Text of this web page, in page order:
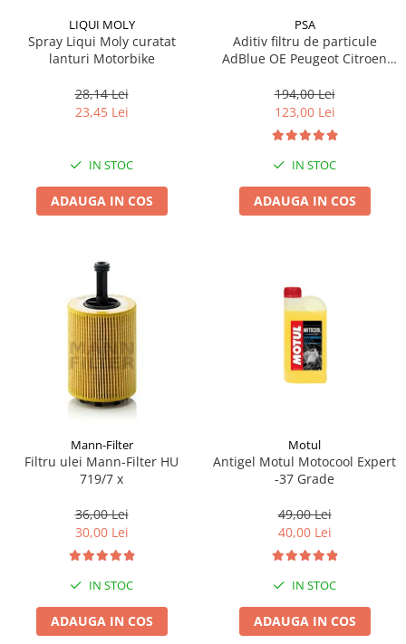
LIQUI MOLY
Spray Liqui Moly curatat
lanturi Motorbike
28,14 Lei
23,45 Lei
IN STOC
ADAUGA IN COS
PSA
Aditiv filtru de particule
AdBlue OE Peugeot Citroen
194,00 Lei
123,00 Lei
IN STOC
ADAUGA IN COS
Mann-Filter
Filtru ulei Mann-Filter HU
719/7 x
36,00 Lei
30,00 Lei
IN STOC
ADAUGA IN COS
Motul
Antigel Motul Motocool Expert
-37 Grade
49,00 Lei
40,00 Lei
IN STOC
ADAUGA IN COS